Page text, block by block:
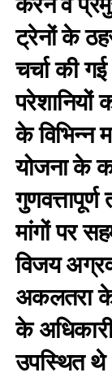
ट्रेनों के
चर्चा की
परेशानियों
के विभिन्न
योजना के
मांगों पर
विजय
अकलतरा के
के
उपस्थित